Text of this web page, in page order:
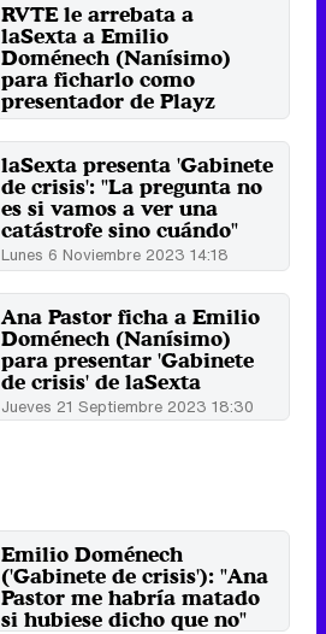
RVTE le arrebata a
laSexta a Emilio
Doménech (Nanísimo)
para ficharlo como
presentador de Playz
Miércoles 2 Julio 2025 12:47 (hace 1
minuto)
laSexta presenta 'Gabinete
de crisis': "La pregunta no
es si vamos a ver una
catástrofe sino cuándo"
Lunes 6 Noviembre 2023 14:18
Ana Pastor ficha a Emilio
Doménech (Nanísimo)
para presentar 'Gabinete
de crisis' de laSexta
Jueves 21 Septiembre 2023 18:30
Emilio Doménech
('Gabinete de crisis'): "Ana
Pastor me habría matado
si hubiese dicho que no"